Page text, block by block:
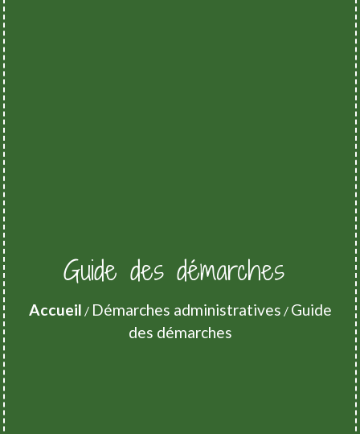
Guide des démarches
Accueil / Démarches administratives / Guide
des démarches